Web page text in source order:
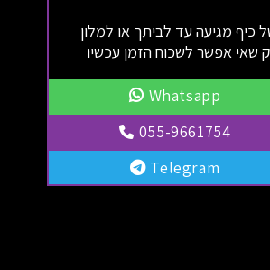
כיף מגיעה עד לביתך או למלון
שאי אפשר לשכוח הזמן עכשיו
Whatsapp
055-9661754
Telegram